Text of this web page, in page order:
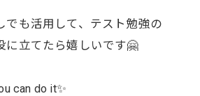
でも活用して、テスト勉強の
に立てたら嬉しいです🤗
can do it✨